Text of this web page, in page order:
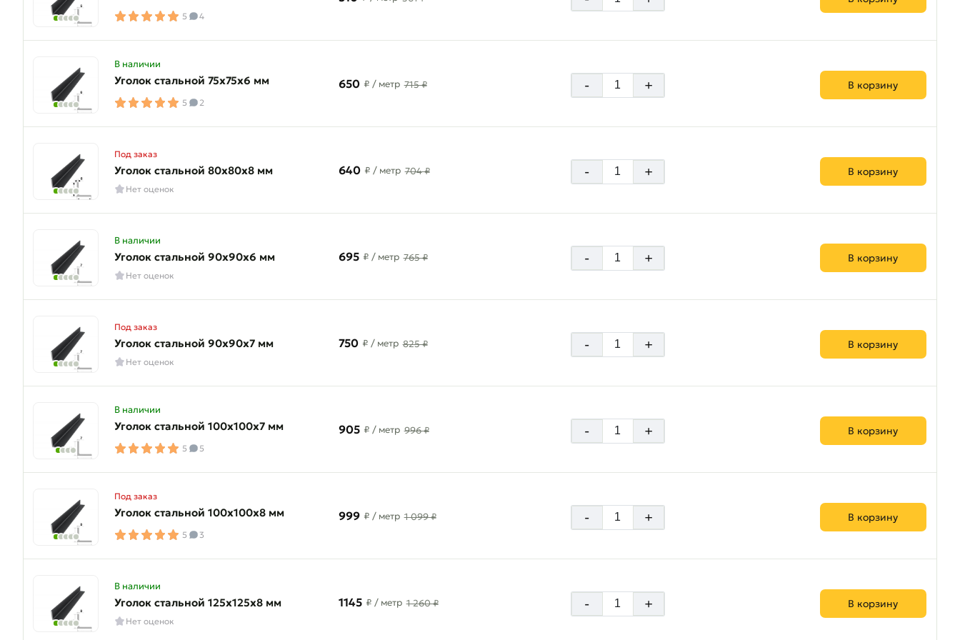
5 4
В наличии
Уголок стальной 75х75х6 мм
5 2
650 ₽ / метр 715 ₽ - + В корзину
Под заказ
Уголок стальной 80х80х8 мм
Нет оценок
640 ₽ / метр 704 ₽ - + В корзину
В наличии
Уголок стальной 90х90х6 мм
Нет оценок
695 ₽ / метр 765 ₽ - + В корзину
Под заказ
Уголок стальной 90х90х7 мм
Нет оценок
750 ₽ / метр 825 ₽ - + В корзину
В наличии
Уголок стальной 100х100х7 мм
5 5
905 ₽ / метр 996 ₽ - + В корзину
Под заказ
Уголок стальной 100х100х8 мм
5 3
999 ₽ / метр 1 099 ₽ - + В корзину
В наличии
Уголок стальной 125х125х8 мм
Нет оценок
1145 ₽ / метр 1 260 ₽ - + В корзину